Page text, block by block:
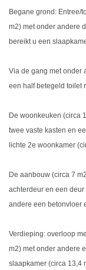
Begane grond: Entree/
m2) met onder andere
bereikt u een
Via de gang met onder
een half betegeld toilet
De woonkeuken (circa
twee vaste kasten en
lichte 2e woonkamer
De aanbouw (circa 7
achterdeur en een
andere een betonvloer
Verdieping: overloop
m2) met onder andere
slaapkamer (circa 13,4